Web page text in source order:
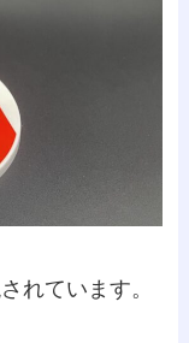
れています。